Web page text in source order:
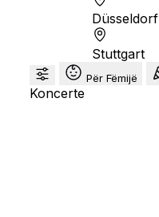
Düsseldorf
Stuttgart
Për Fëmijë
Koncerte